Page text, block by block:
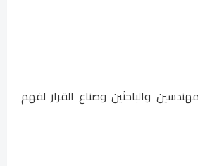
للمهندسين والباحثين وصناع القرار لفهم